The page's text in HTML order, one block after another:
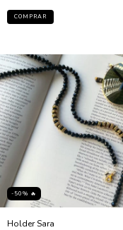
-50% 🔥
Holder Sara